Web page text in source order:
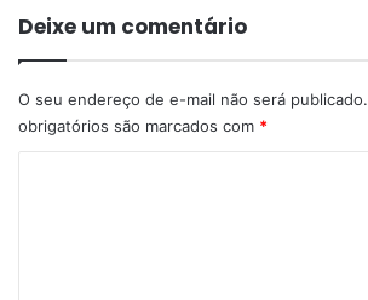
Deixe um comentário
O seu endereço de e-mail não será publicado.
obrigatórios são marcados com *